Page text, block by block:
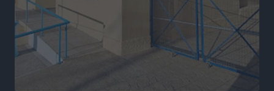
μεγαλύτερη κίνηση
• πριν 7 ώρες
Αστυπάλαια: Το φως που μένει αναμμένο στο κάστρο